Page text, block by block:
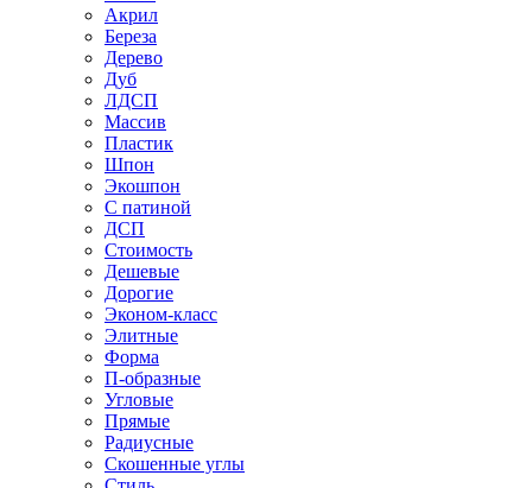
Акрил
Береза
Дерево
Дуб
ЛДСП
Массив
Пластик
Шпон
Экошпон
С патиной
ДСП
Стоимость
Дешевые
Дорогие
Эконом-класс
Элитные
Форма
П-образные
Угловые
Прямые
Радиусные
Скошенные углы